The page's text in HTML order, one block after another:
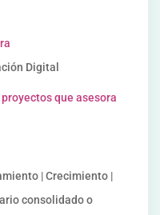
Digital
que asesora
| Crecimiento |
consolidado o